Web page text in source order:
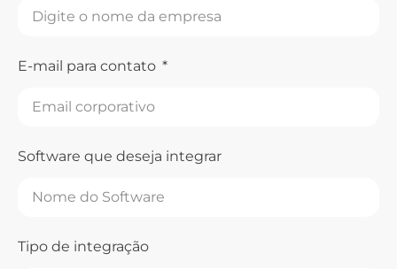
E-mail para contato
Software que deseja integrar
Tipo de integração